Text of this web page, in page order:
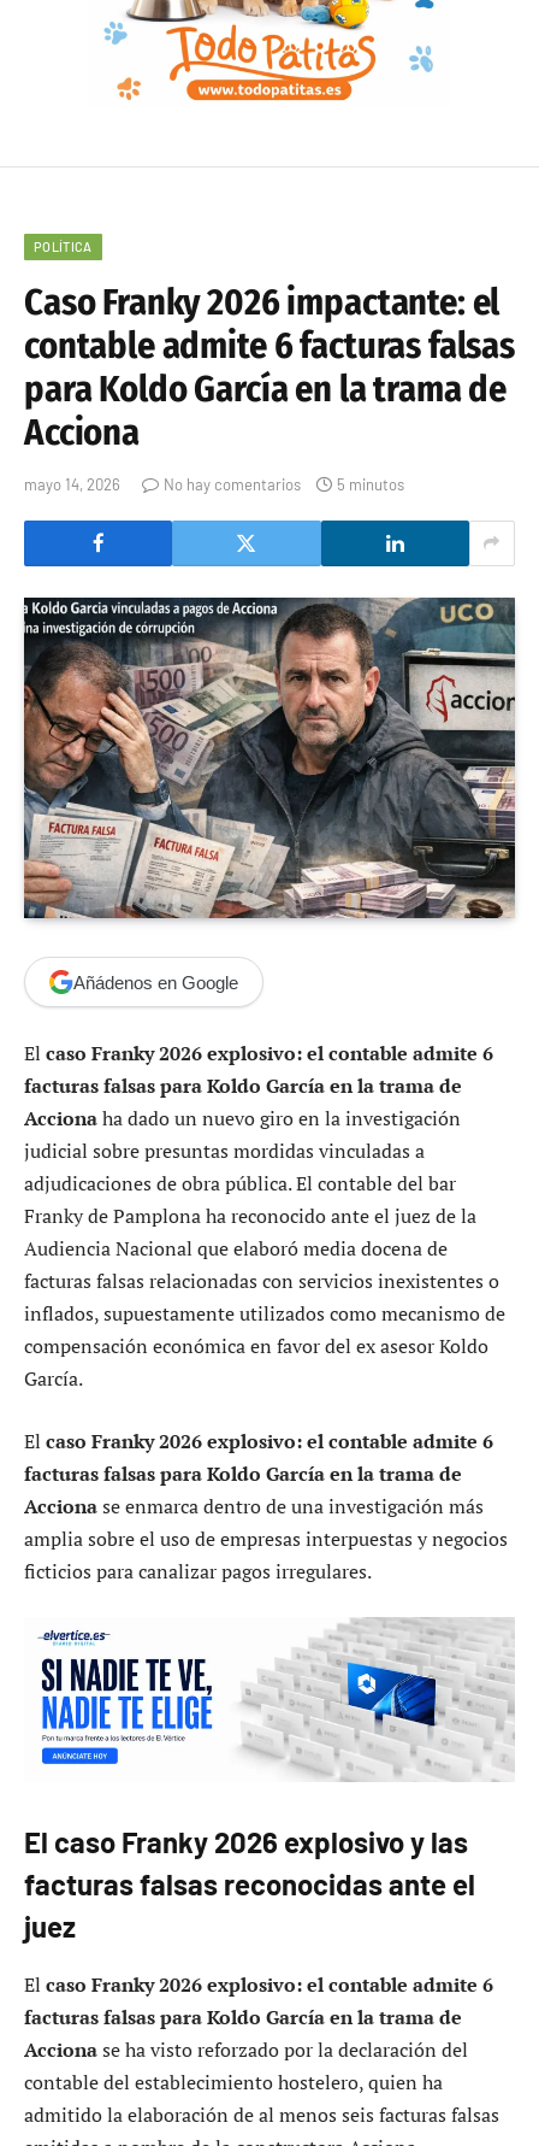
POLÍTICA
Caso Franky 2026 impactante: el
contable admite 6 facturas falsas
para Koldo García en la trama de
Acciona
Añádenos en Google
Elcaso Franky 2026 explosivo: el contable admite 6
facturas falsas para Koldo García en la trama de
Accionaha dado un nuevo giro en la investigación
adjudicaciones de obra pública. El contable del bar
Franky de Pamplona ha reconocido ante el juez de la
Audiencia Nacional que elaboró media docena de
facturas falsas relacionadas con servicios inexistentes o
inflados, supuestamente utilizados como mecanismo de
García.
Elcaso Franky 2026 explosivo: el contable admite 6
facturas falsas para Koldo García en la trama de
amplia sobre el uso de empresas interpuestas y negocios
ficticios para canalizar pagos irregulares.